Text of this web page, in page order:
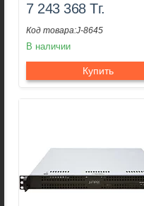
7 243 368Тг.
J-8645
В наличии
Купить